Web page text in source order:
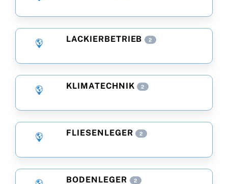
LACKIERBETRIEB 2
KLIMATECHNIK 2
FLIESENLEGER 2
BODENLEGER 2